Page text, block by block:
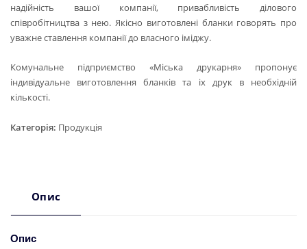
надійність вашої компанії, привабливість ділового
співробітництва з нею. Якісно виготовлені бланки говорять про
уважне ставлення компанії до власного іміджу.
Комунальне підприємство «Міська друкарня» пропонує
індивідуальне виготовлення бланків та іх друк в необхідній
кількості.
Категорія: Продукція
Опис
Опис